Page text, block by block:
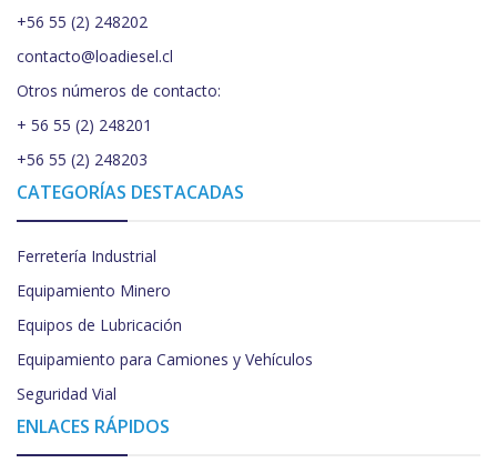
+56 55 (2) 248202
contacto@loadiesel.cl
Otros números de contacto:
+ 56 55 (2) 248201
+56 55 (2) 248203
CATEGORÍAS DESTACADAS
Ferretería Industrial
Equipamiento Minero
Equipos de Lubricación
Equipamiento para Camiones y Vehículos
Seguridad Vial
ENLACES RÁPIDOS